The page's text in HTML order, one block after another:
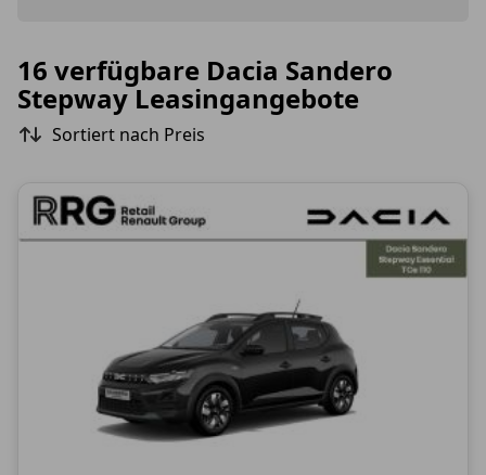
16 verfügbare Dacia Sandero
Stepway Leasingangebote
Sortiert nach Preis